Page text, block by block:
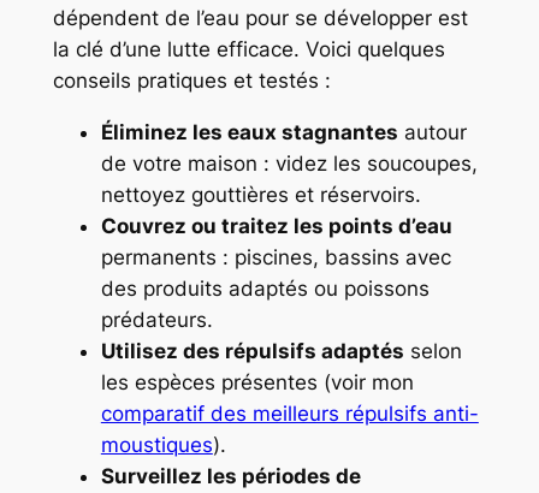
dépendent de l’eau pour se développer est
la clé d’une lutte efficace. Voici quelques
conseils pratiques et testés :
Éliminez les eaux stagnantes autour
de votre maison : videz les soucoupes,
nettoyez gouttières et réservoirs.
Couvrez ou traitez les points d’eau
permanents : piscines, bassins avec
des produits adaptés ou poissons
prédateurs.
Utilisez des répulsifs adaptés selon
les espèces présentes (voir mon
comparatif des meilleurs répulsifs anti-
moustiques).
Surveillez les périodes de